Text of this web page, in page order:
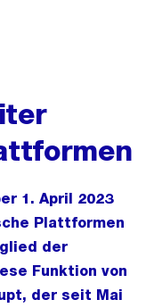
1. April 2023
Plattformen
der
Funktion von
der seit Mai